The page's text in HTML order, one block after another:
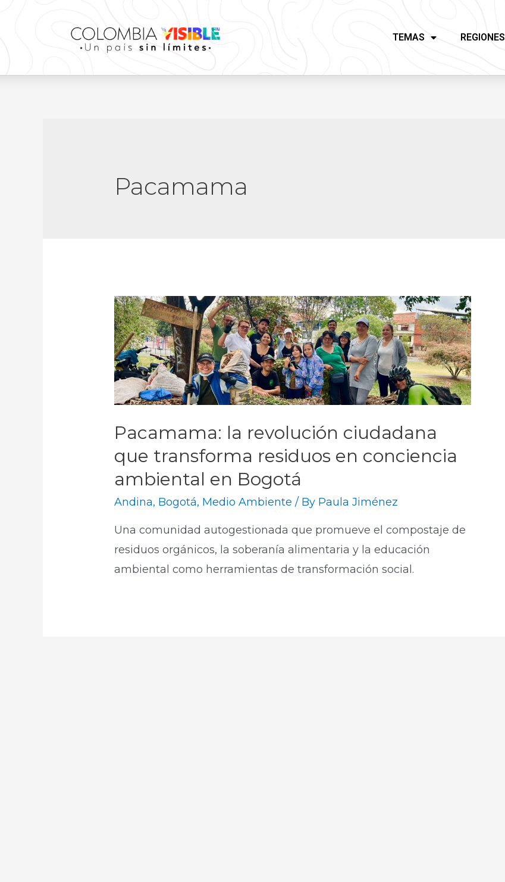
TEMAS REGIONES
Pacamama
Pacamama: la revolución ciudadana
que transforma residuos en conciencia
ambiental en Bogotá
Andina, Bogotá, Medio Ambiente / By Paula Jiménez
Una comunidad autogestionada que promueve el compostaje de
residuos orgánicos, la soberanía alimentaria y la educación
ambiental como herramientas de transformación social.​